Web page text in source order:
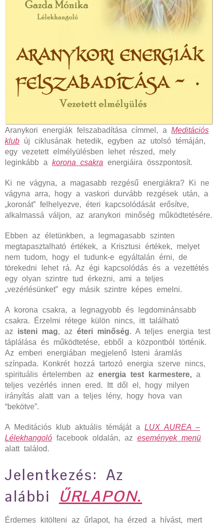
Aranykori energiák felszabadítása címmel, a Meditációs
klub új ciklusának hetedik, egyben az utolsó témáján,
egy vezetett elmélyülésben lehet részed, mely
leginkább a korona csakra energiáira összpontosít.
Ki ne vágyna, a magasabb rezgésű energiákra? Ki ne
vágyna arra, hogy a vaskori durvább rezgések után, a
„koronát” felhelyezve, éteri kapcsolódását erősítve,
alkalmassá váljon, az aranykori minőség működtetésére.
Ebben az életünkben, a legmagasabb szinten
megtapasztalható értékek, a Krisztusi értékek, melyet
nem tudom, hogy el tudunk-e egyáltalán érni, de
törekedni lehet rá. Az égi kapcsolódás és a vezettétés
egy olyan szintre tud érkezni, ami a teljes
„vezérlésünket” egy másik szintre képes emelni.
A korona csakra, a legnagyobb és legdominánsabb
csakra. Érzelmi rétege külön nincs, itt található
az isteni mag, az éteri minőség. A teljes energia test
táplálása és működtetése, ebből a központból történik.
Az emberi energiában megjelenő Isteni áramlás
színpada. Konkrét hozzá tartozó energia szerve nincs,
spirituális értelemben az energia test karmestere, a
teljes vezérlés innen ered.
Itt dől el, hogy milyen
irányítás alatt van a teljes lény, hogy hova van
“bekötve”.
A Meditációs klub aktuális témáját a LUX AUREA –
Lélekhangoló facebook oldalán, az események menü
alatt találod.
Jelentkezés: Az
alábbi ŰRLAPON.
Érdemes kitölteni az űrlapot, ha érzed a hívást, mert